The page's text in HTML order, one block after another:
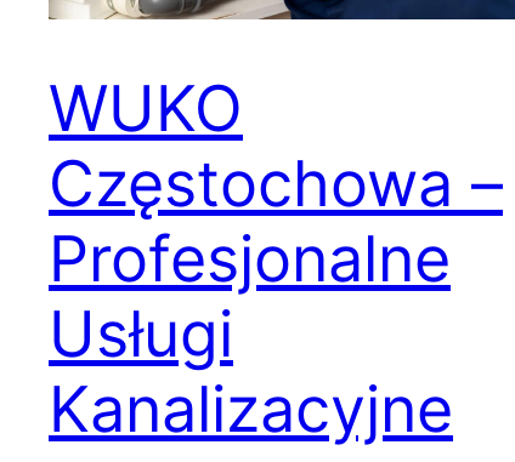
WUKO
Częstochowa –
Profesjonalne
Usługi
Kanalizacyjne